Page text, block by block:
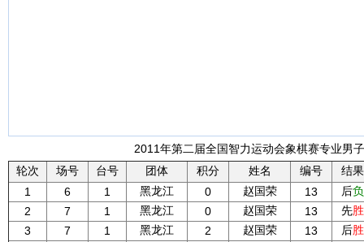
2011年第二届全国智力运动会象棋赛专业男
轮次
场号 台号 团体 积分 姓名 编号
结果
1
6 1 黑龙江 0 赵国荣 13 后负
2
7 1 黑龙江 0 赵国荣 13 先胜
3
7 1 黑龙江 2 赵国荣 13 后胜